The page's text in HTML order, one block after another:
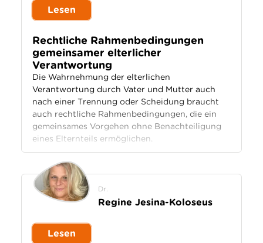
Lesen
Rechtliche Rahmenbedingungen
gemeinsamer elterlicher
Verantwortung
Die Wahrnehmung der elterlichen
Verantwortung durch Vater und Mutter auch
nach einer Trennung oder Scheidung braucht
auch rechtliche Rahmenbedingungen, die ein
gemeinsames Vorgehen ohne Benachteiligung
eines Elternteils ermöglichen.
Dr.
Regine Jesina-Koloseus
Lesen